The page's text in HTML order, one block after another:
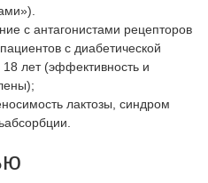
с антагонистами рецепторов
с диабетической
лет (эффективность и
лактозы, синдром